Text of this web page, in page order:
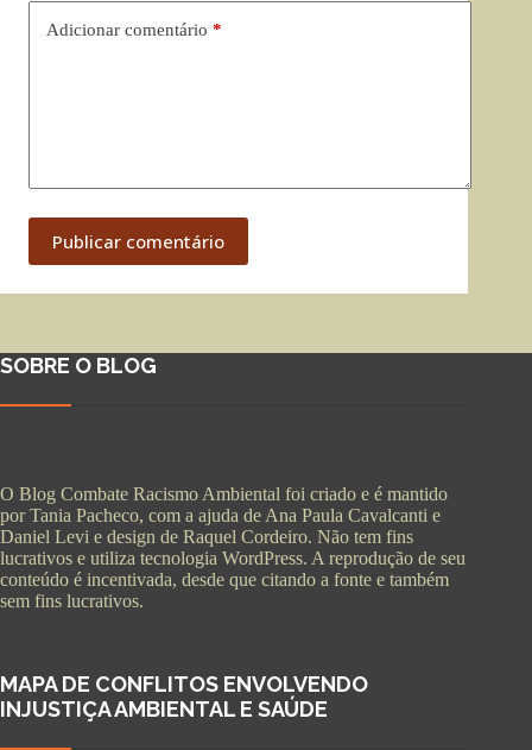
Adicionar comentário *
Publicar comentário
SOBRE O BLOG
O Blog Combate Racismo Ambiental foi criado e é mantido
por Tania Pacheco, com a ajuda de Ana Paula Cavalcanti e
Daniel Levi e design de Raquel Cordeiro. Não tem fins
lucrativos e utiliza tecnologia WordPress. A reprodução de seu
conteúdo é incentivada, desde que citando a fonte e também
sem fins lucrativos.
MAPA DE CONFLITOS ENVOLVENDO
INJUSTIÇA AMBIENTAL E SAÚDE